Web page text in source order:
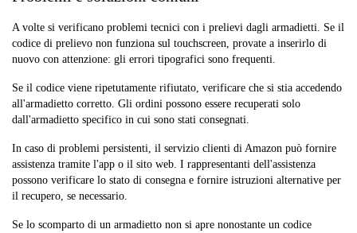
A volte si verificano problemi tecnici con i prelievi dagli armadietti. Se il
codice di prelievo non funziona sul touchscreen, provate a inserirlo di
nuovo con attenzione: gli errori tipografici sono frequenti.
Se il codice viene ripetutamente rifiutato, verificare che si stia accedendo
all'armadietto corretto. Gli ordini possono essere recuperati solo
dall'armadietto specifico in cui sono stati consegnati.
In caso di problemi persistenti, il servizio clienti di Amazon può fornire
assistenza tramite l'app o il sito web. I rappresentanti dell'assistenza
possono verificare lo stato di consegna e fornire istruzioni alternative per
il recupero, se necessario.
Se lo scomparto di un armadietto non si apre nonostante un codice